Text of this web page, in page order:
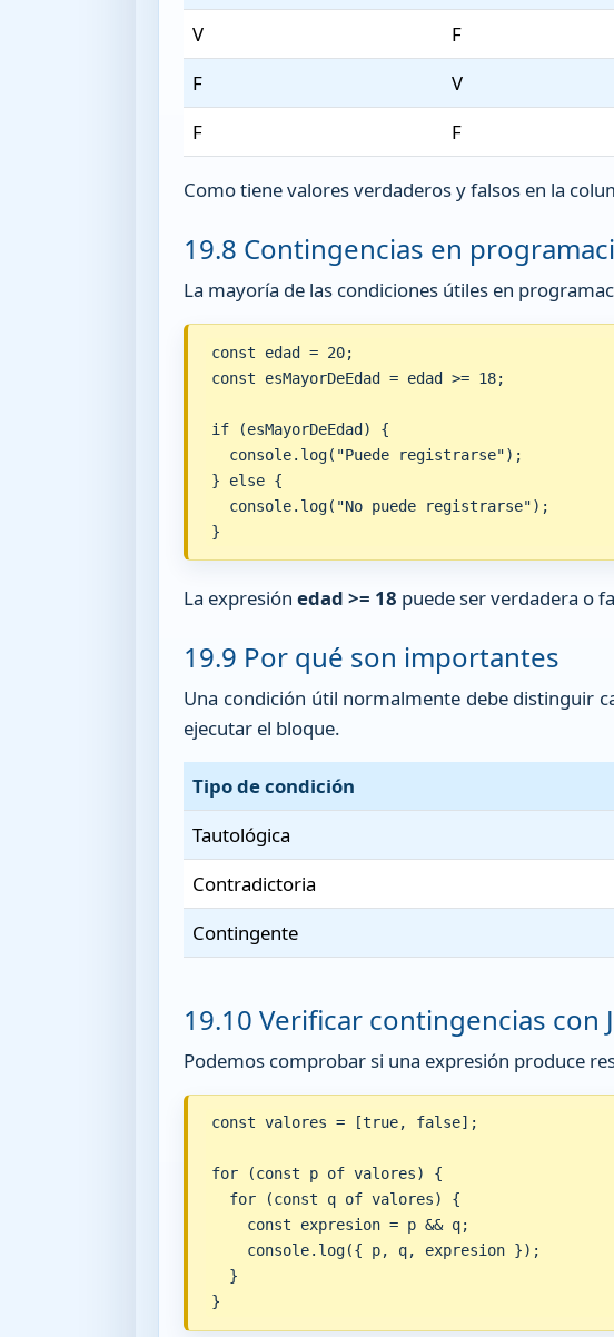
V
F
F
V
F
F
Como tiene valores verdaderos y falsos en la
19.8 Contingencias en
La mayoría de las condiciones útiles en
const edad = 20;
const esMayorDeEdad = edad >= 18;
if (esMayorDeEdad) {
  console.log("Puede registrarse");
} else {
  console.log("No puede registrarse");
}
La expresiónedad >= 18 puede ser verdadera o
19.9 Por qué son importantes
Una condición útil normalmente debe distinguir
ejecutar el bloque.
Tipo de condición
Tautológica
Contradictoria
Contingente
19.10 Verificar contingencias con
Podemos comprobar si una expresión produce
const valores = [true, false];
for (const p of valores) {
  for (const q of valores) {
    const expresion = p && q;
    console.log({ p, q, expresion });
  }
}